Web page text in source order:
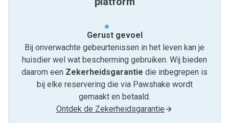
Gerust gevoel
Bij onverwachte gebeurtenissen in het leven kan je
huisdier wel wat bescherming gebruiken. Wij bieden
daarom een Zekerheidsgarantie die inbegrepen is
bij elke reservering die via Pawshake wordt
gemaakt en betaald.
Ontdek de Zekerheidsgarantie